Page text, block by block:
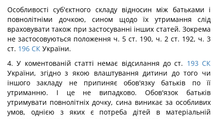
Особливості суб'єктного складу відносин між батьками і
повнолітніми дочкою, сином щодо їх утримання слід
враховувати також при застосуванні інших статей. Зокрема
не застосовуються положення ч. 5 ст. 190, ч. 2 ст. 192, ч. 3
ст. 196 СК України.
4. У коментованій статті немає відсилання до ст. 193 СК
України, згідно з якою влаштування дитини до того чи
іншого закладу не припиняє обов'язку батьків по її
утриманню. І це не випадково. Обов'язок батьків
утримувати повнолітніх дочку, сина виникає за особливих
умов, однією з яких є потреба дітей в матеріальній